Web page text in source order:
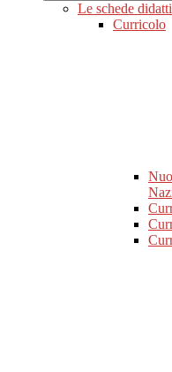
Le schede
Curricolo